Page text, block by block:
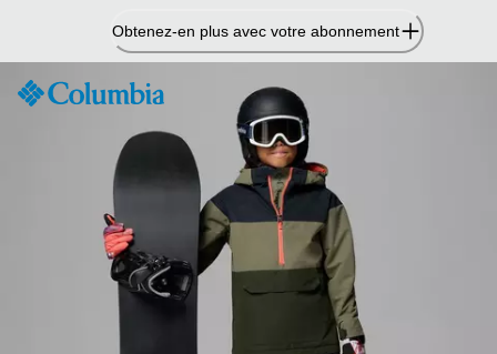
contenu
Obtenez-en plus avec votre abonnement